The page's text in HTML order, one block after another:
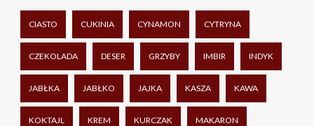
CIASTO CUKINIA CYNAMON CYTRYNA
CZEKOLADA DESER GRZYBY IMBIR INDYK
JABŁKA JABŁKO JAJKA KASZA KAWA
KOKTAJL KREM KURCZAK MAKARON